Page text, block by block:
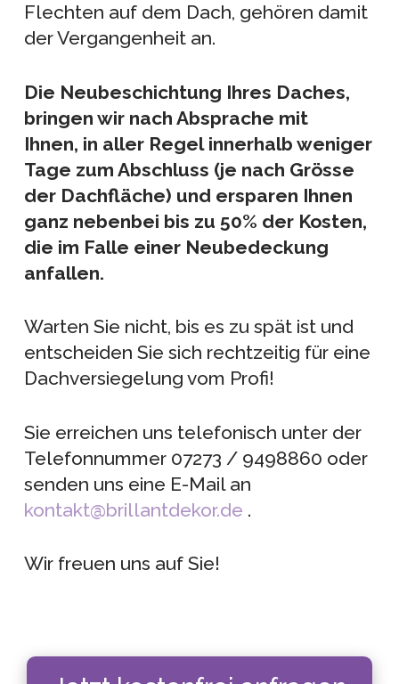
Flechten auf dem Dach, gehören damit
der Vergangenheit an.
Die Neubeschichtung Ihres Daches,
bringen wir nach Absprache mit
Ihnen, in aller Regelinnerhalb weniger
Tage zum Abschluss (je nach Grösse
der Dachfläche) und ersparen Ihnen
ganz nebenbei bis zu 50% der Kosten,
die im Falle einer Neubedeckung
anfallen.
Warten Sie nicht, bis es zu spät ist und
entscheiden Sie sich rechtzeitig für eine
Dachversiegelung vom Profi!
Sie erreichen uns telefonisch unter der
Telefonnummer 07273 / 9498860 oder
senden uns eine E-Mail an
kontakt@brillantdekor.de .
Wir freuen uns auf Sie!